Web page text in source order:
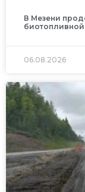
В Мезени
06.08.2026